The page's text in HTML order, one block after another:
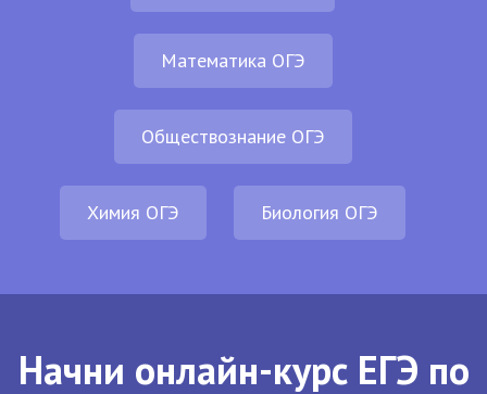
Математика ОГЭ
Обществознание ОГЭ
Химия ОГЭ Биология ОГЭ
Начни онлайн-курс ЕГЭ по